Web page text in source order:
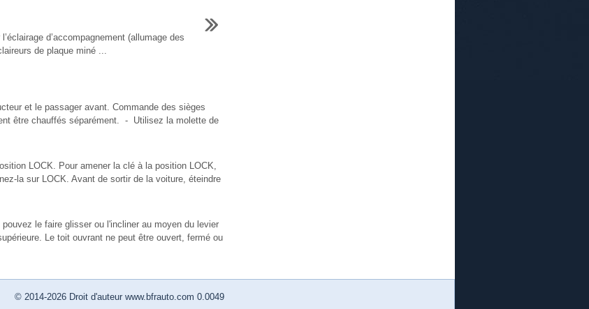
d’accompagnement (allumage des
de plaque miné ...
et le passager avant. Commande des sièges
être chauffés séparément. - Utilisez la molette de
LOCK. Pour amener la clé à la position LOCK,
la sur LOCK. Avant de sortir de la voiture, éteindre
le faire glisser ou l'incliner au moyen du levier
Le toit ouvrant ne peut être ouvert, fermé ou
© 2014-2026 Droit d'auteur www.bfrauto.com 0.0049